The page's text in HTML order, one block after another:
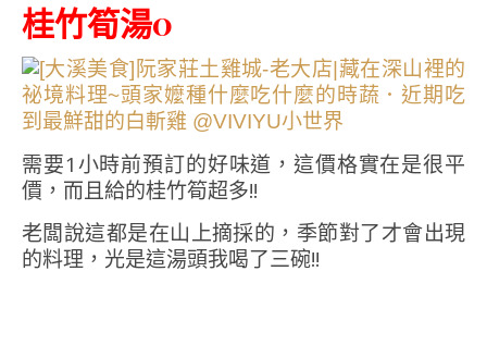
桂竹筍湯0
需要1小時前預訂的好味道，這價格實在是很平
價，而且給的桂竹筍超多!!
老闆說這都是在山上摘採的，季節對了才會出現
的料理，光是這湯頭我喝了三碗!!